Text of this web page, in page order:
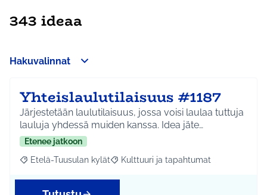
343 ideaa
Hakuvalinnat
Yhteislaulutilaisuus #1187
Järjestetään laulutilaisuus, jossa voisi laulaa tuttuja
lauluja yhdessä muiden kanssa. Idea jäte…
Etenee jatkoon
Rajaa tulokset aihepiirin mukaan: Etelä-Tuusulan kylät
Etelä-Tuusulan kylät Rajaa tulokset teeman mukaan:
Kulttuuri ja tapahtumat